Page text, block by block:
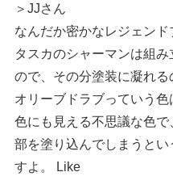
＞JJさん
なんだか密かなレジェンド
タスカのシャーマンは組
ので、その分塗装に凝れる
オリーブドラブっていう
色にも見える不思議な色
部を塗り込んでしまうと
すよ。 Like